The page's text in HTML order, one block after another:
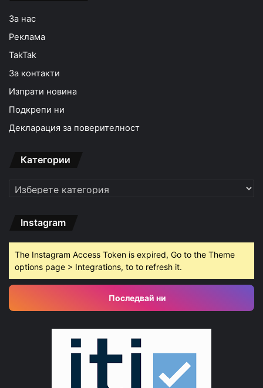
За нас
Реклама
TakTak
За контакти
Изпрати новина
Подкрепи ни
Декларация за поверителност
Категории
Категории
Instagram
The Instagram Access Token is expired, Go to the Theme
options page > Integrations, to to refresh it.
Последвай ни